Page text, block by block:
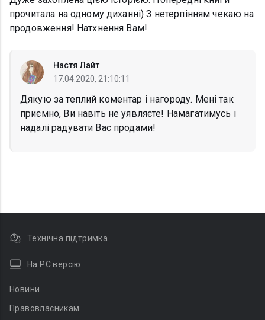
прочитала на одному диханні) З нетерпінням чекаю на
продовження! Натхнення Вам!
Настя Лайт
17.04.2020, 21:10:11
Дякую за теплий коментар і нагороду. Мені так
приємно, Ви навіть не уявляєте! Намагатимусь і
надалі радувати Вас продами!
Технічна підтримка
На PC версію
Новини
Правовласникам